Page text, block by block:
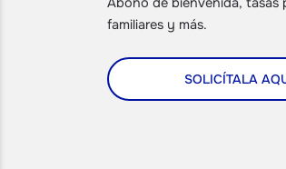
familiares y más.
SOLICÍTALA